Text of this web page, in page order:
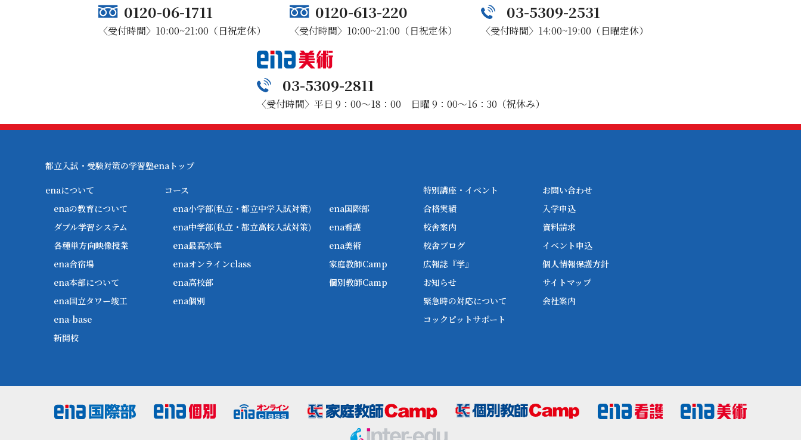
0120-06-1711
〈受付時間〉10:00~21:00（日祝定休）
0120-613-220
〈受付時間〉10:00~21:00（日祝定休）
03-5309-2531
〈受付時間〉14:00~19:00（日曜定休）
03-5309-2811
〈受付時間〉平日 9：00～18：00 日曜 9：00～16：30（祝休み）
都立入試・受験対策の学習塾enaトップ
enaについて
enaの教育について
ダブル学習システム
各種単方向映像授業
ena合宿場
ena本部について
ena国立タワー竣工
ena-base
新開校
コース
ena小学部(私立・都立中学入試対策)
ena中学部(私立・都立高校入試対策)
ena最高水準
enaオンラインclass
ena高校部
ena個別
ena国際部
ena看護
ena美術
家庭教師Camp
個別教師Camp
特別講座・イベント
合格実績
校舎案内
校舎ブログ
広報誌『学』
お知らせ
緊急時の対応について
コックピットサポート
お問い合わせ
入学申込
資料請求
イベント申込
個人情報保護方針
サイトマップ
会社案内